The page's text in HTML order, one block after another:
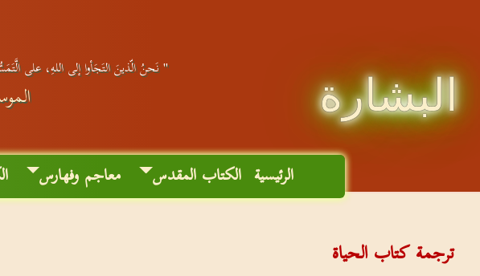
البشارة
" نَحنُ الّذينَ التَجَأوا إلى اللهِ، على
الرئيسية الكتاب المقدس معاجم وفهارس
ترجمة كتاب الحياة